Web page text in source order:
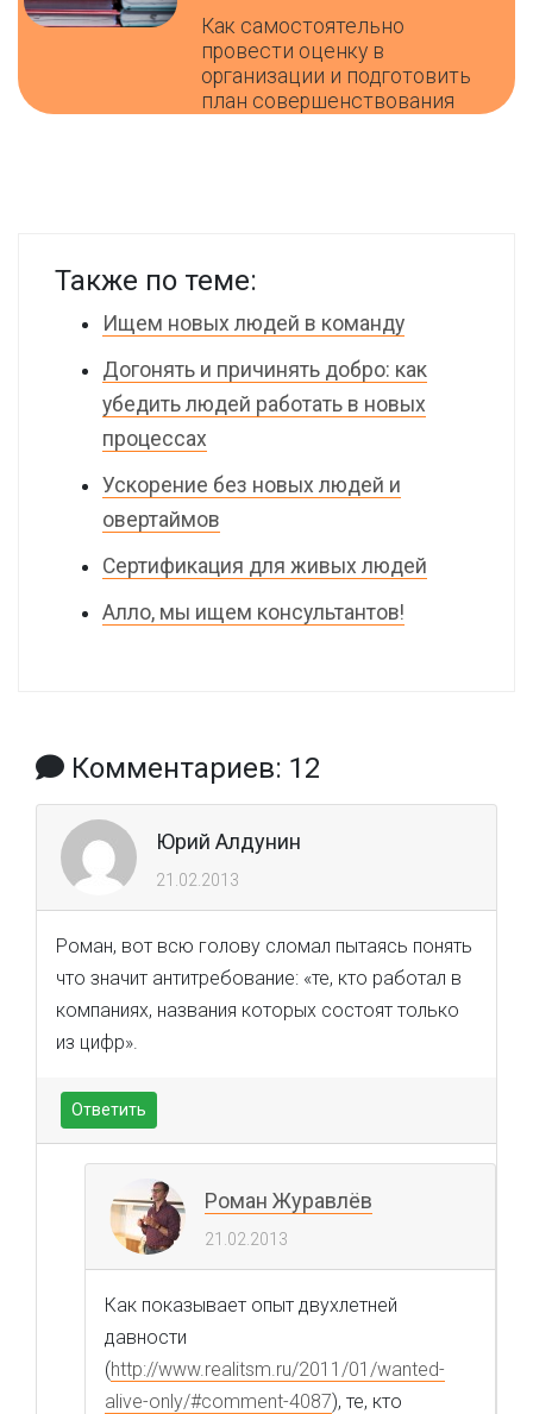
Как самостоятельно
провести оценку в
организации и подготовить
план совершенствования
Также по теме:
Ищем новых людей в команду
Догонять и причинять добро: как
убедить людей работать в новых
процессах
Ускорение без новых людей и
овертаймов
Сертификация для живых людей
Алло, мы ищем консультантов!
Комментариев: 12
Юрий Алдунин
21.02.2013
Роман, вот всю голову сломал пытаясь понять
что значит антитребование: «те, кто работал в
компаниях, названия которых состоят только
из цифр».
Ответить
Роман Журавлёв
21.02.2013
Как показывает опыт двухлетней
давности
(http://www.realitsm.ru/2011/01/wanted-
alive-only/#comment-4087), те, кто